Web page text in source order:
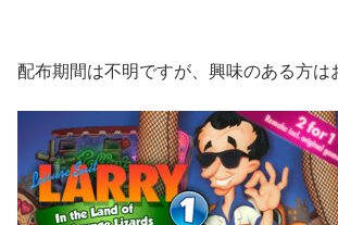
配布期間は不明ですが、興味のある方は